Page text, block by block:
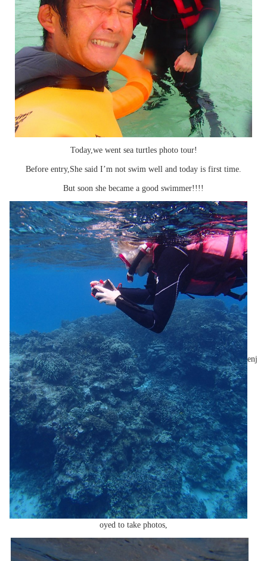
Today,we went sea turtles photo tour!
Before entry,She said I’m not swim well and today is first time.
But soon she became a good swimmer!!!!
enj
oyed to take photos,